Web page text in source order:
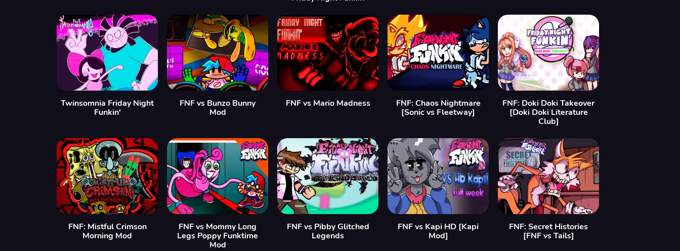
Twinsomnia Friday Night
Funkin'
FNF vs Bunzo Bunny
Mod
FNF vs Mario Madness
FNF: Chaos Nightmare
[Sonic vs Fleetway]
FNF: Doki Doki Takeover
[Doki Doki Literature
Club]
FNF: Mistful Crimson
Morning Mod
FNF vs Mommy Long
Legs Poppy Funktime
Mod
FNF vs Pibby Glitched
Legends
FNF vs Kapi HD [Kapi
Mod]
FNF: Secret Histories
[FNF vs Tails]